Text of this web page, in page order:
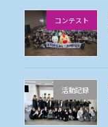
コンテスト
活動記録